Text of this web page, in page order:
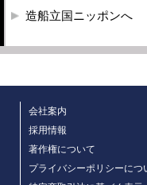
造船立国ニッポンへ
会社案内
採用情報
著作権について
プライバシーポリシーにつ